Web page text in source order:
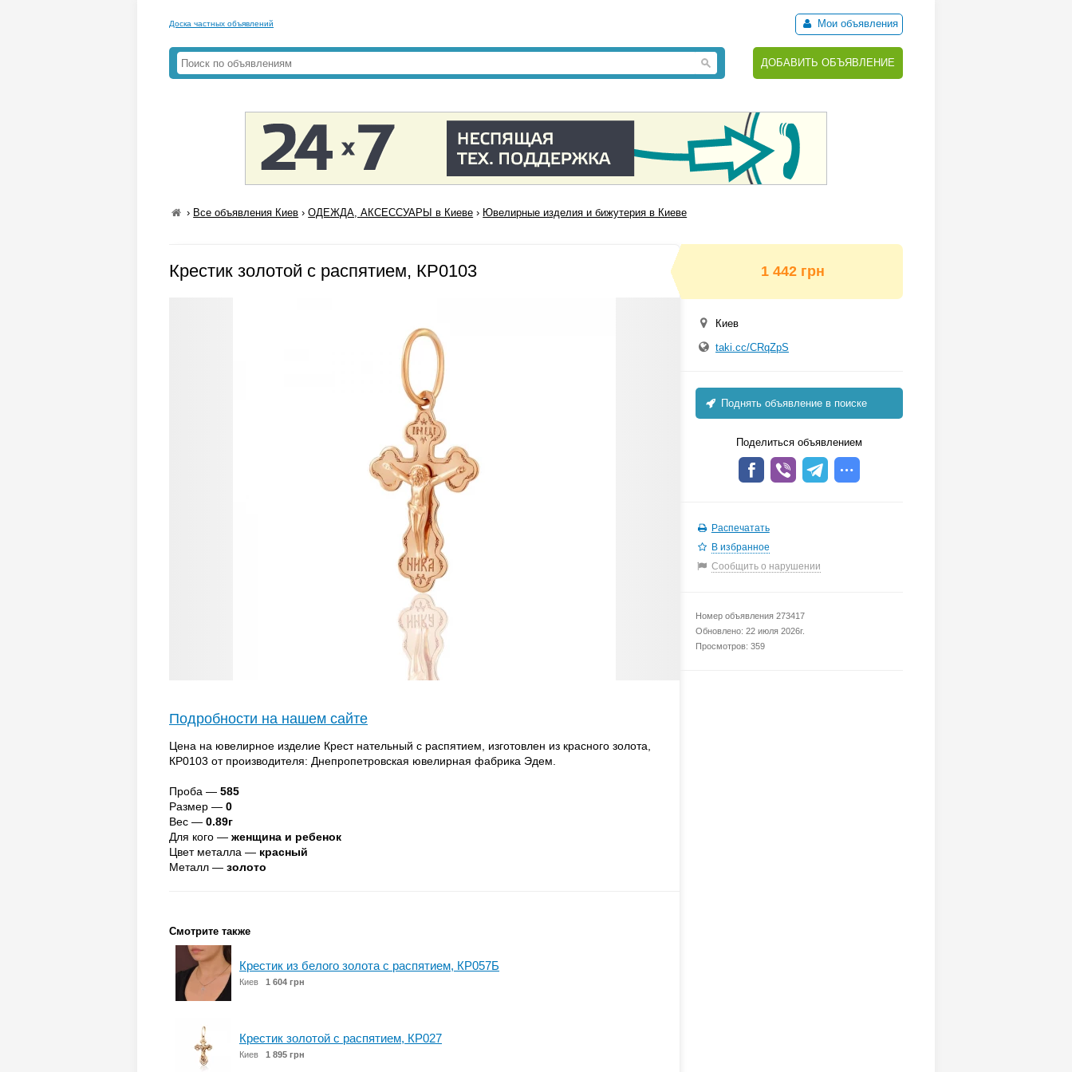
Доска частных объявлений Мои объявления
ДОБАВИТЬ ОБЪЯВЛЕНИЕ
› Все объявления Киев ›ОДЕЖДА, АКСЕССУАРЫ в Киеве › Ювелирные изделия и бижутерия в Киеве
Крестик золотой с распятием, КР0103
Подробности на нашем сайте
Цена на ювелирное изделие Крест нательный с распятием, изготовлен из красного золота,
КР0103 от производителя: Днепропетровская ювелирная фабрика Эдем.
Проба — 585
Размер — 0
Вес — 0.89г
Для кого — женщина и ребенок
Цвет металла — красный
Металл — золото
Смотрите также
Крестик из белого золота с распятием, КР057Б
Киев 1 604 грн
Крестик золотой с распятием, КР027
Киев 1 895 грн
1 442 грн
Киев
taki.cc/CRqZpS
Поднять объявление в поиске
Поделиться объявлением
Распечатать
В избранное
Сообщить о нарушении
Номер объявления 273417
Обновлено: 22 июля 2026г.
Просмотров: 359